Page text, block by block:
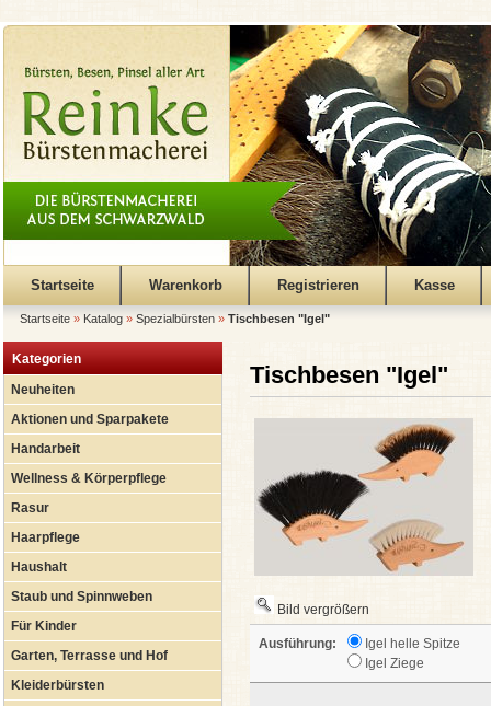
Startseite Warenkorb Registrieren Kasse
Startseite » Katalog » Spezialbürsten » Tischbesen "Igel"
Kategorien
Neuheiten
Aktionen und Sparpakete
Handarbeit
Wellness & Körperpflege
Rasur
Haarpflege
Haushalt
Staub und Spinnweben
Für Kinder
Garten, Terrasse und Hof
Kleiderbürsten
Tischbesen "Igel"
Bild vergrößern
Ausführung:
Igel helle Spitze
Igel Ziege